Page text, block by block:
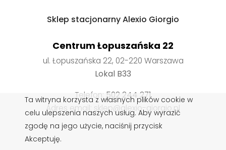
Sklep stacjonarny Alexio Giorgio
Centrum Łopuszańska 22
ul. Łopuszańska 22, 02-220 Warszawa
Lokal B33
Telefon: 502 244 271
Adres email: sklep@alexio-giorgio.pl
Ta witryna korzysta z własnych plików cookie w
celu ulepszenia naszych usług. Aby wyrazić
zgodę na jego użycie, naciśnij przycisk
Akceptuję.